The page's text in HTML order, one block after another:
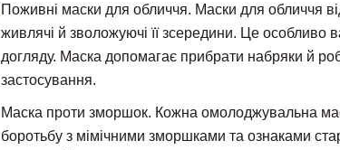
Поживні маски для обличчя. Маски для обличчя
живлячі й зволожуючі її зсередини. Це особливо
догляду. Маска допомагає прибрати набряки й
застосування.
Маска проти зморшок. Кожна омолоджувальна
боротьбу з мімічними зморшками та ознаками